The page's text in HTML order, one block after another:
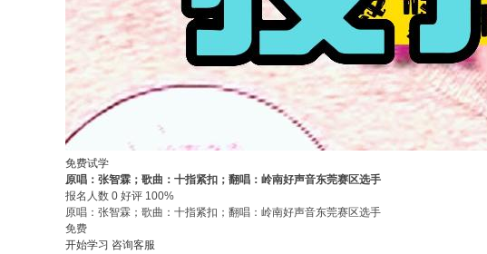
免费试学
原唱：张智霖；歌曲：十指紧扣；翻唱：岭南好声音东莞赛区选手
报名人数 0 好评 100%
原唱：张智霖；歌曲：十指紧扣；翻唱：岭南好声音东莞赛区选手
免费
开始学习 咨询客服